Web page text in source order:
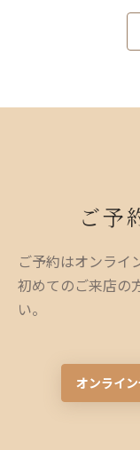
ご予
ご予約はオンライ
初めてのご来店の
い。
オンライン